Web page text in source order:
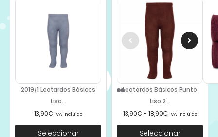
2019/1 Leotardos Básicos
Liso...
13,90€ IVA Incluido
Seleccionar
Leotardos Básicos Punto
Liso 2...
13,90€ - 18,90€ IVA Incluido
Seleccionar